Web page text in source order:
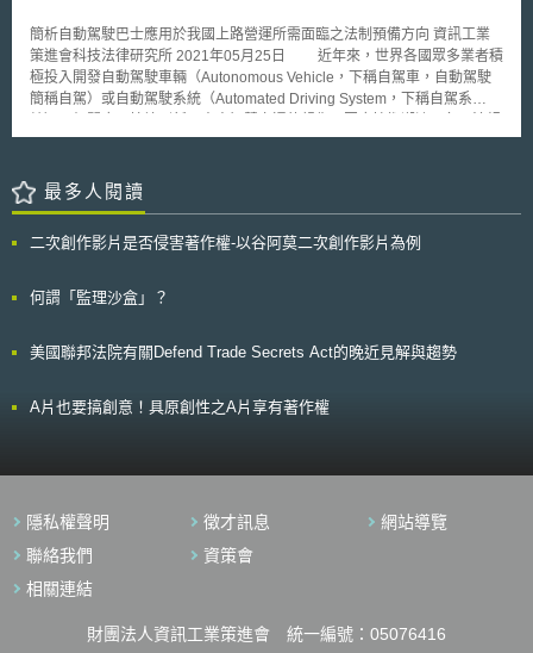
有鑑於ENISA逐漸強調NIS標準化的相關工作，標準化不僅能改善網路安全
外，更能提高所有網路安全產品與服務當面對不同網路威脅時的防禦能力。
是以，我國資安主管機關是否亦需協調所有資安部門，針對網路安全技術架
構研擬或規劃出相關標準化的網路威脅防範模組，則是亟需思考的問題。
290），內文指出醫療器材及體外診斷醫材產品可於2024年6月3日起，於
註冊上市的過程中提交AREE之證明文件以進入簡審程序。 第290號規範性
指令明確指出，目前獲巴西政府認可之醫療器材AREE及對應之註冊或授權
證明，包含以下機構：（1）美國食品及藥物管理局（U.S. Food and Drug
Administration, FDA）之上市前批准（PMA）、510(k)或De Novo；（2）
MHLW）之上市前批准。另外，欲適用簡化程序的註冊產品，則需與AREE
頒發授權證明之產品具有「本質上相同性」（Dispositivo Médico
Essencialmente Idêntico），具體包含產品之技術規格、適應症、預期用
少巴西當局於審查過程的行政成本，進而提升國內的產品審查效率。然值得
各國政府對於醫療器材之分類、臨床數據及健康風險的解釋與判斷結果也不
簡析自動駕駛巴士應用於我國上路營運所需面臨之法制預備方向 資訊工業
策進會科技法律研究所 2021年05月25日 近年來，世界各國眾多業者積
極投入開發自動駕駛車輛（Autonomous Vehicle，下稱自駕車，自動駕駛
簡稱自駕）或自動駕駛系統（Automated Driving System，下稱自駕系
亦陸續針對自駕車應用所涉事物與環境進行系統性的規範與制度整備，以利
流，為使我國自駕車相關應用得以順利發展，交通部早在2017年已先行修
正道路交通安全規則（下稱道交規則）第20條，並同時新增附件21「自動
外，為使自駕技術應用可進一步測試營運情境，故我國後於2018年12月19
（即2019年）6月1日核定施行該條例及其4項授權辦法，以利相關產業技術
具[2]，但其中自駕車之相關應用應屬焦點，其中又以自駕巴士應用為我國無
制進行討論並探究調適方向。 壹、事件摘要 我國無人載具沙盒較多為
交規則等相關規範則有其必要性；自駕巴士之應用亦可能因為自駕技術特
徵，藉由系統設置之虛擬軌道，或於環境相對單純之情境下進行載運，而有
應實際情境所需之法制，宜分別加以研析。 貳、重點說明 一、自駕巴士之
迄今無人載具沙盒之實例，或得透過使用專用道路與否，歸納、分類自駕巴
最多人閱讀
二次創作影片是否侵害著作權-以谷阿莫二次創作影片為例
何謂「監理沙盒」？
美國聯邦法院有關Defend Trade Secrets Act的晚近見解與趨勢
A片也要搞創意！具原創性之A片享有著作權
隱私權聲明 徵才訊息
網站導覽
聯絡我們
資策會
相關連結
財團法人資訊工業策進會 統一編號：05076416